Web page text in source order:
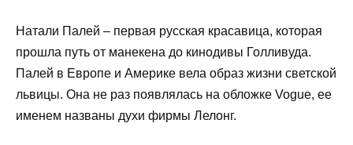
Натали Палей – первая русская красавица, которая
прошла путь от манекена до кинодивы Голливуда.
Палей в Европе и Америке вела образ жизни светской
львицы. Она не раз появлялась на обложке Vogue, ее
именем названы духи фирмы Лелонг.